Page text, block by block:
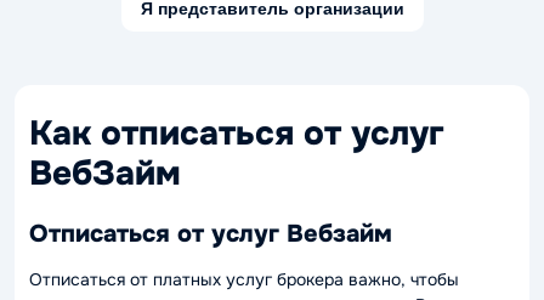
Я представитель организации
Как отписаться от услуг
ВебЗайм
Отписаться от услуг Вебзайм
Отписаться от платных услуг брокера важно, чтобы